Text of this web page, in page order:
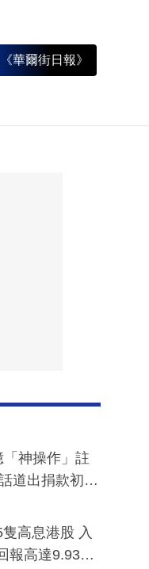
華爾街日報》
神操作」註
道出捐款初
段
高息港股 入
報高達9.93